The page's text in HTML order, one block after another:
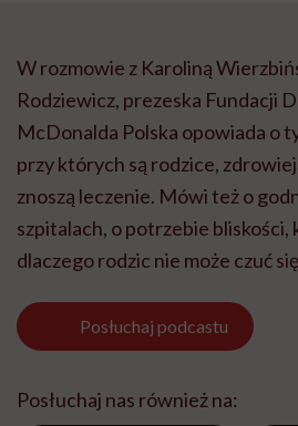
W rozmowie z Karoliną
Rodziewicz, prezeska Fundacji
McDonalda Polska opowiada o
przy których są rodzice,
znoszą leczenie. Mówi też o
szpitalach, o potrzebie bliskości,
dlaczego rodzic nie może czuć
Posłuchaj podcastu
Posłuchaj nas również na: